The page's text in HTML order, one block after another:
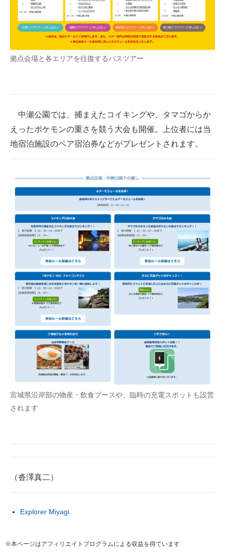
拠点会場と各エリアを往復するバスツアー
中瀬公園では、捕まえたコイキングや、タマゴからか
えったポケモンの重さを競う大会も開催。上位者には当
地宿泊施設のペア宿泊券などがプレゼントされます。
宮城県沿岸部の物産・飲食ブースや、臨時の充電スポットも設営
されます
（沓澤真二）
Explorer Miyagi
※本ページはアフィリエイトプログラムによる収益を得ています